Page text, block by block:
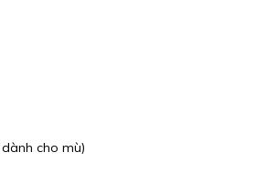
dành cho mù)